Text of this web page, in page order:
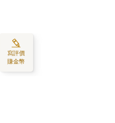
寫評價
賺金幣